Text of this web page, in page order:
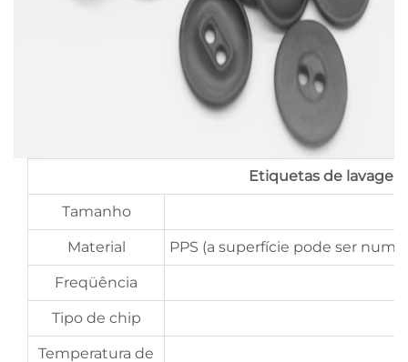
Etiquetas de
Tamanho
Material PPS (a superfície pode ser
Freqüência
Tipo de chip
Temperatura de